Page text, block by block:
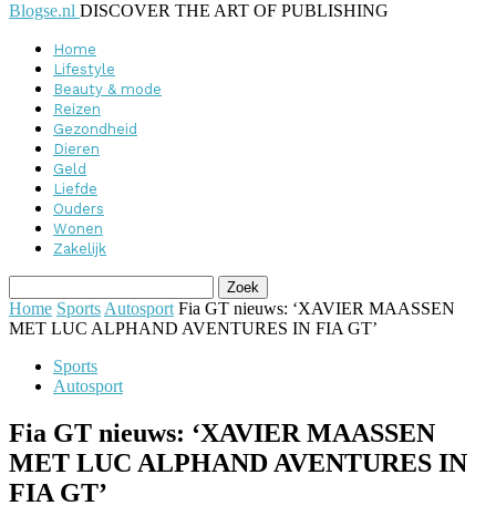
Blogse.nl DISCOVER THE ART OF PUBLISHING
Home
Lifestyle
Beauty & mode
Reizen
Gezondheid
Dieren
Geld
Liefde
Ouders
Wonen
Zakelijk
Home Sports Autosport Fia GT nieuws: ‘XAVIER MAASSEN
MET LUC ALPHAND AVENTURES IN FIA GT’
Sports
Autosport
Fia GT nieuws: ‘XAVIER MAASSEN
MET LUC ALPHAND AVENTURES IN
FIA GT’